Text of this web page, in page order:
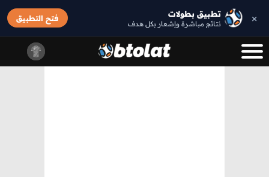
× تطبيق بطولات
نتائج مباشرة وإشعار بكل هدف
فتح التطبيق